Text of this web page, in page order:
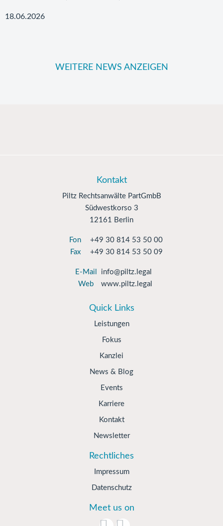
18.06.2026
WEITERE NEWS ANZEIGEN
Kontakt
Piltz Rechtsanwälte PartGmbB
Südwestkorso 3
12161 Berlin
Fon
+49 30 814 53 50 00
Fax
+49 30 814 53 50 09
E-Mail
info@piltz.legal
Web
www.piltz.legal
Quick Links
Leistungen
Fokus
Kanzlei
News & Blog
Events
Karriere
Kontakt
Newsletter
Rechtliches
Impressum
Datenschutz
Meet us on